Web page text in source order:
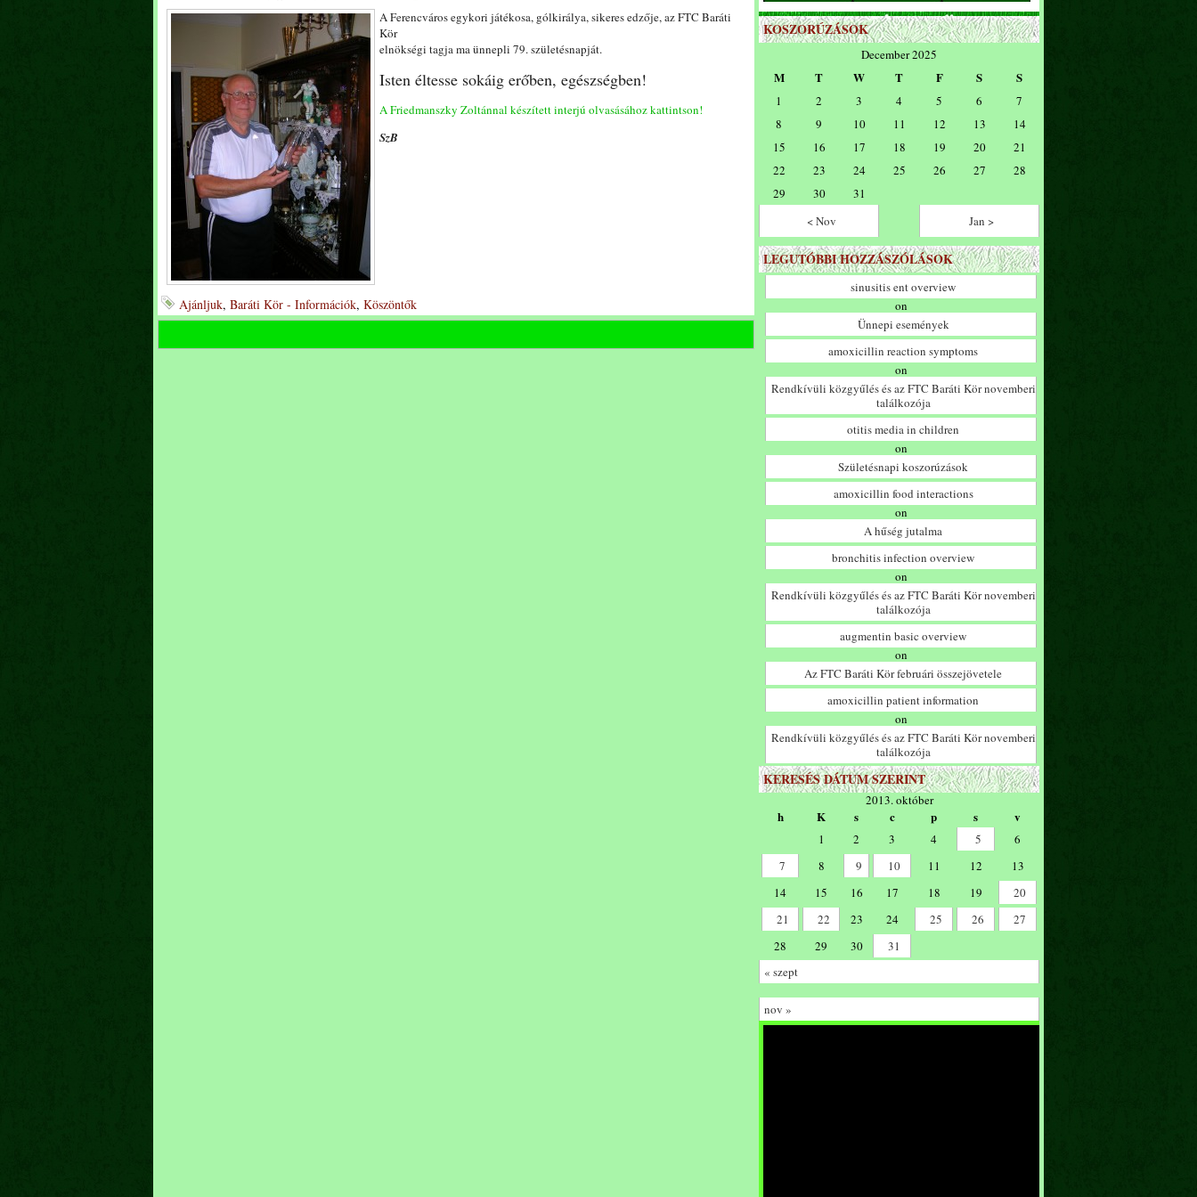
A Ferencváros egykori játékosa, gólkirálya, sikeres edzője, az FTC Baráti
Kör
elnökségi tagja ma ünnepli 79. születésnapját.
Isten éltesse sokáig erőben, egészségben!
A Friedmanszky Zoltánnal készített interjú olvasásához kattintson!
SzB
Ajánljuk, Baráti Kör - Információk, Köszöntők
KOSZORÚZÁSOK
December 2025
M T W T F S S
1 2 3 4 5 6
7
8
9 10 11 12 13
14
15
16 17 18 19 20
21
22
23 24 25 26 27
28
29
30
31
< Nov
Jan >
LEGUTÓBBI HOZZÁSZÓLÁSOK
sinusitis ent overview
on
Ünnepi események
amoxicillin reaction symptoms
on
Rendkívüli közgyűlés és az FTC Baráti Kör novemberi
találkozója
otitis media in children
on
Születésnapi koszorúzások
amoxicillin food interactions
on
A hűség jutalma
bronchitis infection overview
on
Rendkívüli közgyűlés és az FTC Baráti Kör novemberi
találkozója
augmentin basic overview
on
Az FTC Baráti Kör februári összejövetele
amoxicillin patient information
on
Rendkívüli közgyűlés és az FTC Baráti Kör novemberi
találkozója
KERESÉS DÁTUM SZERINT
2013. október
h K s c p s v
1 2 3 4 5
6
7
8 9 10 11 12
13
14
15 16 17 18 19
20
21
22 23 24 25 26
27
28
29 30
31
« szept
nov »